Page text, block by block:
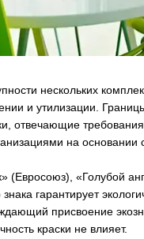
нескольких
и утилизации.
отвечающие
на
(Евросоюз), «Голубой
гарантирует
присвоение
краски не влияет.